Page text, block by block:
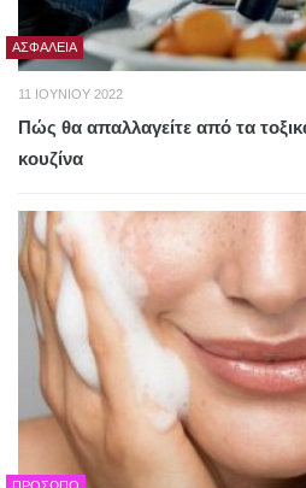
ΑΣΦΆΛΕΙΑ
11 ΙΟΥΝΊΟΥ 2022
Πώς θα απαλλαγείτε από τα
κουζίνα